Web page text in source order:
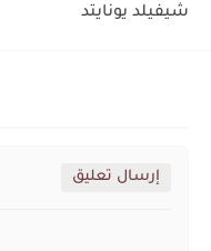
شيفيلد يونايتد
إرسال تعليق